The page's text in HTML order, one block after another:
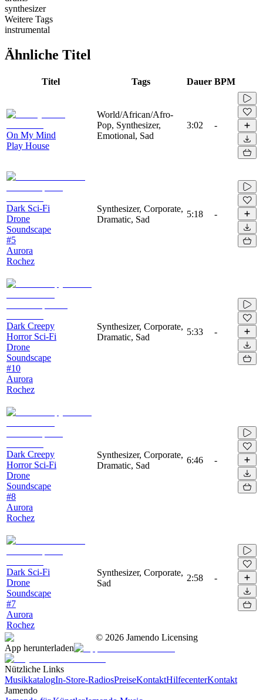
synthesizer
Weitere Tags
instrumental
Ähnliche Titel
Titel Tags Dauer BPM
On My Mind
Play House
World/African/Afro-
Pop, Synthesizer,
Emotional, Sad
3:02 -
Dark Sci-Fi
Drone
Soundscape
#5
Aurora
Rochez
Synthesizer, Corporate,
Dramatic, Sad
5:18 -
Dark Creepy
Horror Sci-Fi
Drone
Soundscape
#10
Aurora
Rochez
Synthesizer, Corporate,
Dramatic, Sad
5:33 -
Dark Creepy
Horror Sci-Fi
Drone
Soundscape
#8
Aurora
Rochez
Synthesizer, Corporate,
Dramatic, Sad
6:46 -
Dark Sci-Fi
Drone
Soundscape
#7
Aurora
Rochez
Synthesizer, Corporate,
Sad
2:58 -
© 2026 Jamendo Licensing
App herunterladen
Nützliche Links
MusikkatalogIn-Store-RadiosPreiseKontaktHilfecenterKontakt
Jamendo